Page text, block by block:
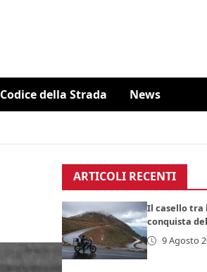
Codice della Strada News
ARTICOLI RECENTI
Il casello tra
conquista
9 Agosto